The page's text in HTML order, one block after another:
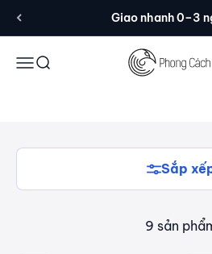
Giao nhanh 0–3
MenuTìm kiếm
nhanh và rõ bề mặt,
nhiều đến cảm
Sắp
9 sản